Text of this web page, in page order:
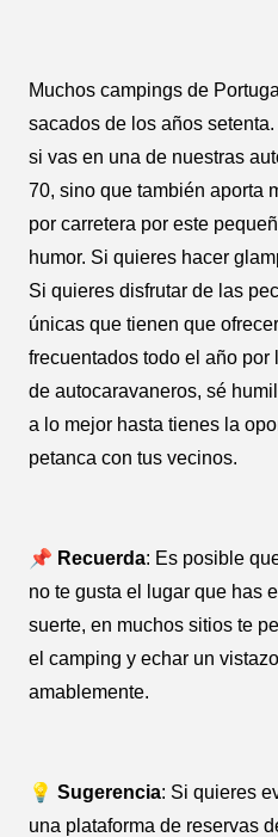
Muchos campings de
sacados de los años
si vas en una de nuestras
70, sino que también aporta
por carretera por este
humor. Si quieres hacer
Si quieres disfrutar de las
únicas que tienen que
frecuentados todo el año por
de autocaravaneros, sé
a lo mejor hasta tienes la
petanca con tus vecinos.
📌 Recuerda: Es posible
no te gusta el lugar que has
suerte, en muchos sitios te
el camping y echar un
amablemente.
💡 Sugerencia: Si quieres
una plataforma de reservas